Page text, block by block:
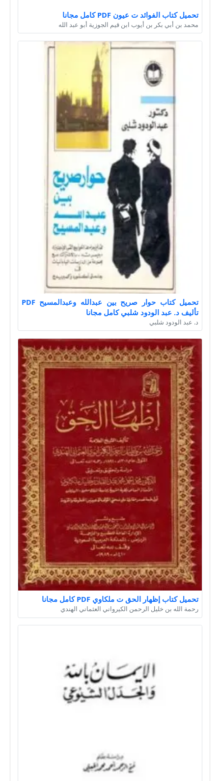
تحميل كتاب الفوائد ت عيون PDF كامل مجانا
محمد بن أبي بكر بن أيوب ابن قيم الجوزية أبو عبد الله
تحميل كتاب حوار صريح بين عبدالله وعبدالمسيح PDF
تأليف د. عبد الودود شلبي كامل مجانا
د. عبد الودود شلبي
تحميل كتاب إظهار الحق ت ملكاوي PDF كامل مجانا
رحمة الله بن خليل الرحمن الكيرواني العثماني الهندي